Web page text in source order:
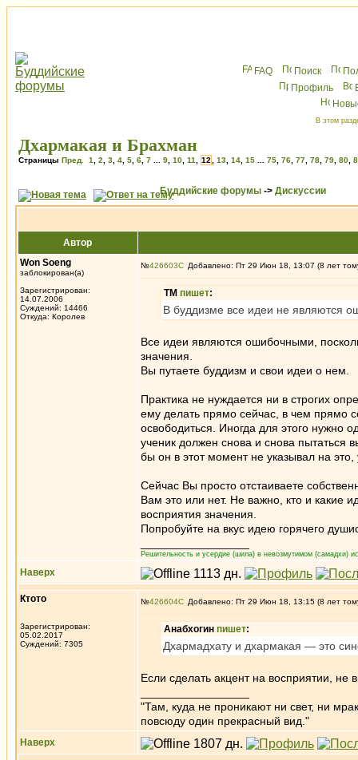
FAQ Поиск
Профиль
В этом
Дхармакая и Брахман
Страницы Пред. 1 2 3 4 5 6 7 9 10 11 12 13 14 15 75 76 77 78 79 80
Буддийские форумы -> Дискуссии
Автор
Won Soeng
заблокирован(а)
Зарегистрирован:
14.07.2006
Суждений: 14466
Откуда: Королев
№426603 Добавлено: Пт 29 Июн 18, 13:07 (8 лет
ТМ пишет:
В буддизме все идеи не являются
Все идеи являются ошибочными,
значения.
Вы путаете буддизм и свои идеи о нем.
Практика не нуждается ни в строгих
ему делать прямо сейчас, в чем прямо
освободиться. Иногда для этого нужно
ученик должен снова и снова пытаться
бы он в этот момент не указывал на это,
Сейчас Вы просто отстаиваете
Вам это или нет. Не важно, кто и какие
восприятия значения.
Попробуйте на вкус идею горячего
Решительность и усердие (шила) в невозмутимом (самадхи)
Наверх
Ктото
Зарегистрирован:
05.02.2017
Суждений: 7305
№426604 Добавлено: Пт 29 Июн 18, 13:15 (8 лет
Анабхогин пишет:
Дхармадхату и дхармакая — это
Если сделать акцент на восприятии,
"Там, куда не проникают ни свет, ни
повсюду один прекрасный вид."
Наверх